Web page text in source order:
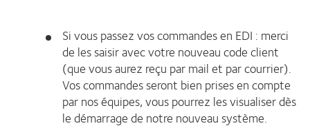
Si vous passez vos commandes en EDI : merci
de les saisir avec votre nouveau code client
(que vous aurez reçu par mail et par courrier).
Vos commandes seront bien prises en compte
par nos équipes, vous pourrez les visualiser dès
le démarrage de notre nouveau système.